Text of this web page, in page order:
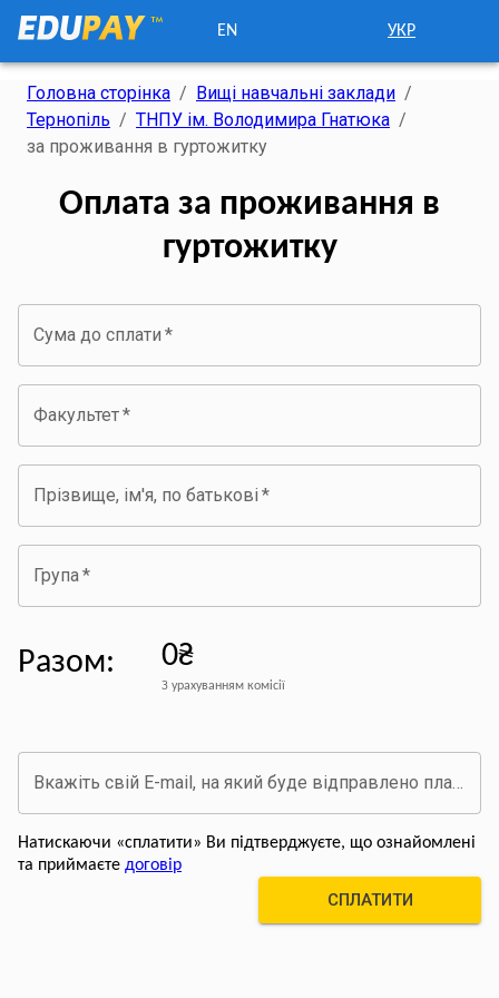
EN УКР
Головна сторінка / Вищі навчальні заклади /
Тернопіль / ТНПУ ім. Володимира Гнатюка /
за проживання в гуртожитку
Оплата за проживання в
гуртожитку
Сума до сплати *
Факультет*
Прізвище, ім'я, по батькові *
Група*
Разом: 0₴
З урахуванням комісії
Вкажіть свій E-mail, на який буде відправлено платіжний документ про оплату
Натискаючи «сплатити» Ви підтверджуєте, що ознайомлені
та приймаєте договір
СПЛАТИТИ